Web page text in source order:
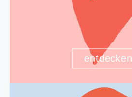
entdecken